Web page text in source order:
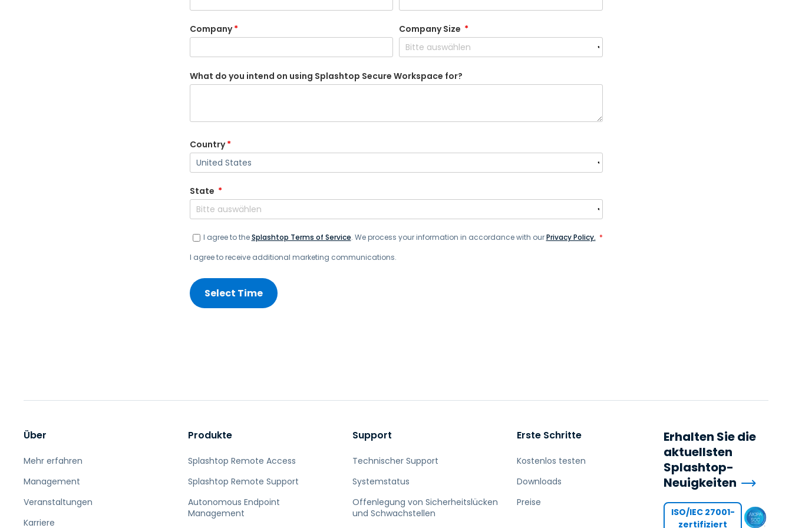
Bietet umfassende Problembehandlung und Einblick in Probleme mit Identität, Netzwerk, Anwendungen und Geräten.
繁體中文
한국어
Bahasa
Company * Company Size *
What do you intend on using Splashtop Secure Workspace for?
Country *
State *
I agree to theSplashtop Terms of Service. We process your information in accordance with ourPrivacy Policy. *
I agree to receive additional marketing communications.
Über
Mehr erfahren
Management
Veranstaltungen
Karriere
Produkte
Splashtop Remote Access
Splashtop Remote Support
Autonomous Endpoint
Management
Support
Technischer Support
Systemstatus
Offenlegung von Sicherheitslücken
und Schwachstellen
Erste Schritte
Kostenlos testen
Downloads
Preise
Erhalten Sie die
aktuellsten
Splashtop-
Neuigkeiten
ISO/IEC 27001-
zertifiziert